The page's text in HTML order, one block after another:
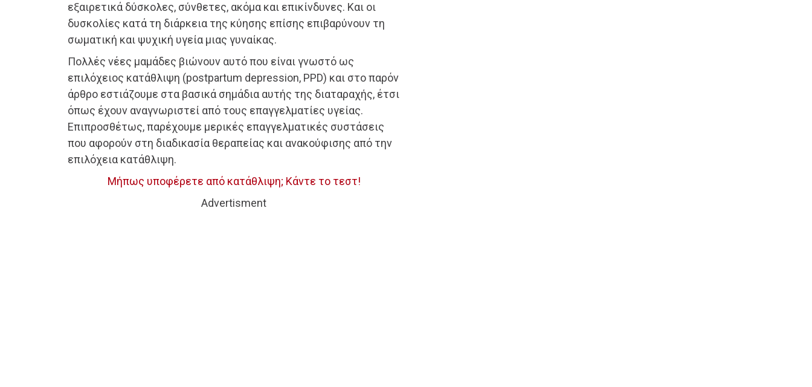
εξαιρετικά δύσκολες, σύνθετες, ακόμα και επικίνδυνες. Και οι
δυσκολίες κατά τη διάρκεια της κύησης επίσης επιβαρύνουν τη
σωματική και ψυχική υγεία μιας γυναίκας.
Πολλές νέες μαμάδες βιώνουν αυτό που είναι γνωστό ως
επιλόχειος κατάθλιψη (postpartum depression, PPD) και στο παρόν
άρθρο εστιάζουμε στα βασικά σημάδια αυτής της διαταραχής, έτσι
όπως έχουν αναγνωριστεί από τους επαγγελματίες υγείας.
Επιπροσθέτως, παρέχουμε μερικές επαγγελματικές συστάσεις
που αφορούν στη διαδικασία θεραπείας και ανακούφισης από την
επιλόχεια κατάθλιψη.
Μήπως υποφέρετε από κατάθλιψη; Κάντε το τεστ!
Advertisment